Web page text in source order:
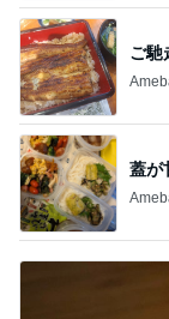
ご馳
蓋が